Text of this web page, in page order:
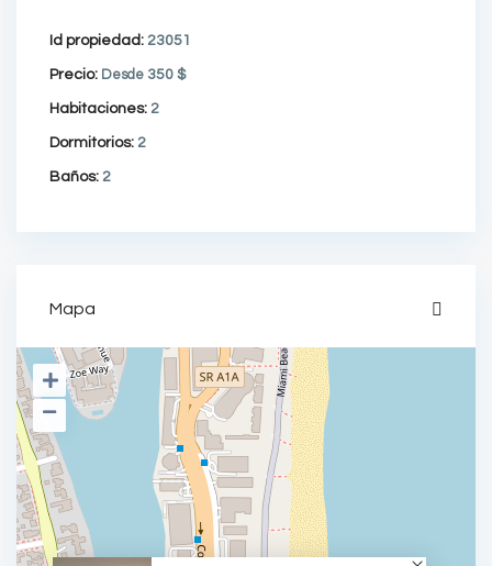
Id propiedad: 23051
Precio: Desde 350 $
Habitaciones: 2
Dormitorios: 2
Baños: 2
Mapa